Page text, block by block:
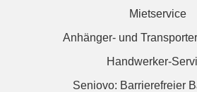
Mietservice
Anhänger- und
Handwerker-
Seniovo: Barrierefreier